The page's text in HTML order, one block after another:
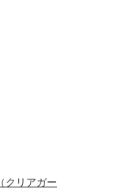
クリアガー